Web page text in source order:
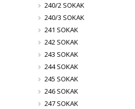
240/2 SOKAK
240/3 SOKAK
241 SOKAK
242 SOKAK
243 SOKAK
244 SOKAK
245 SOKAK
246 SOKAK
247 SOKAK